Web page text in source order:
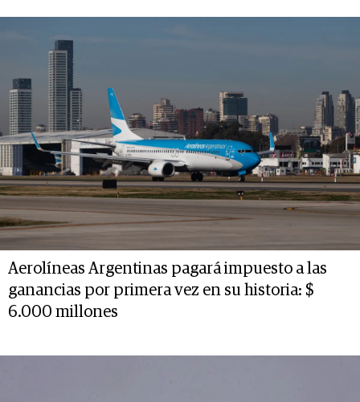
Aerolíneas Argentinas pagará impuesto a las
ganancias por primera vez en su historia: $
6.000 millones